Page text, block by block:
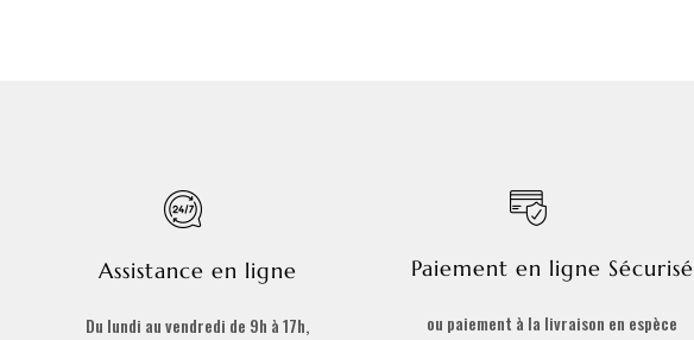
Assistance en ligne
Du lundi au vendredi de 9h à 17h,
Paiement en ligne Sécurisé
ou paiement à la livraison en espèce